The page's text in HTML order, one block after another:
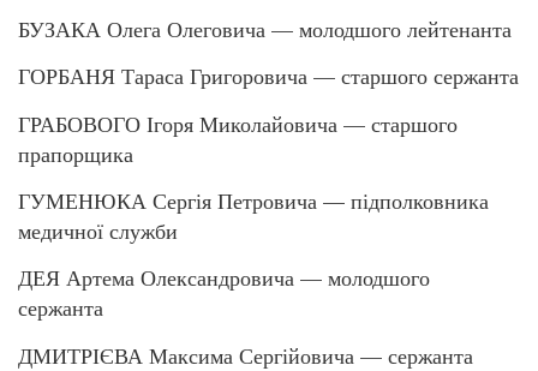
БУЗАКА Олега Олеговича — молодшого лейтенанта
ГОРБАНЯ Тараса Григоровича — старшого сержанта
ГРАБОВОГО Ігоря Миколайовича — старшого
прапорщика
ГУМЕНЮКА Сергія Петровича — підполковника
медичної служби
ДЕЯ Артема Олександровича — молодшого
сержанта
ДМИТРІЄВА Максима Сергійовича — сержанта